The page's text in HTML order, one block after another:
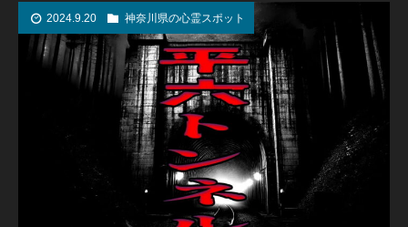
2024.9.20 神奈川県の心霊スポット